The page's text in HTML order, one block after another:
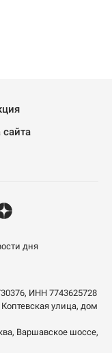
сайта
дня
ИНН 7743625728
улица, дом
, Варшавское шоссе,